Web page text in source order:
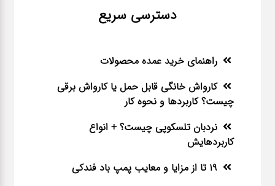
دسترسی سریع
راهنمای خرید عمده محصولات
کارواش خانگی قابل حمل یا کارواش برقی
چیست؟ کاربردها و نحوه کار
نردبان تلسکوپی چیست؟ + انواع
کاربردهایش
19 تا از مزایا و معایب پمپ باد فندکی